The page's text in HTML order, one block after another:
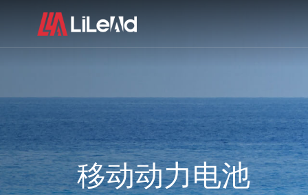
移动动力电池